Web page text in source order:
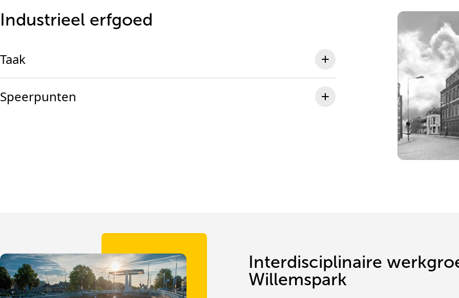
Industrieel erfgoed
Taak
Speerpunten
Interdisciplinaire
Willemspark